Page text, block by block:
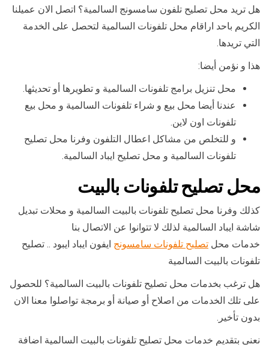
هل تريد محل تصليح تلفون سامسونج السالمية؟ اتصل الان عميلنا
الكريم باحد اراقام محل تلفونات السالمية لتحصل على الخدمة
التي تريدها.
هذا و نؤمن أيضا:
محل تنزيل برامج تلفونات السالمية و تطويرها أو تحديثها.
عندنا أيضا محل بيع و شراء تلفونات السالمية و محل بيع
تلفونات اون لاين.
و للتخلص من مشاكل اعطال التلفون وفرنا محل تصليح
تلفونات السالمية و محل تصليح ايباد السالمية.
محل تصليح تلفونات بالبيت
كذلك وفرنا محل تصليح تلفونات بالبيت السالمية و محلات تبديل
شاشة ايباد السالمية لذلك لا تتوانوا عن الاتصال بنا
خدمات محل تصليح تلفونات سامسونج ايفون ايباد ايبود .. تصليح
تلفونات بالبيت السالمية
هل ترغب بخدمات محل تصليح تلفونات بالبيت السالمية؟ للحصول
على تلك الخدمات من اصلاح أو صيانة أو برمجة تواصلوا معنا الان
بدون تأخير.
نعنى بتقديم خدمات محل تصليح تلفونات بالبيت السالمية اضافة